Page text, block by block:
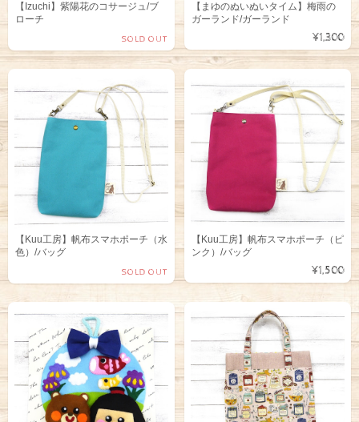
【Izuchi】紫陽花のコサージュ/ブ
ローチ
SOLD OUT
【まゆのぬいぬいタイム】梅雨の
ガーランド/ガーランド
¥1,300
【Kuu工房】帆布スマホポーチ（水
色）/バッグ
SOLD OUT
【Kuu工房】帆布スマホポーチ（ピ
ンク）/バッグ
¥1,500